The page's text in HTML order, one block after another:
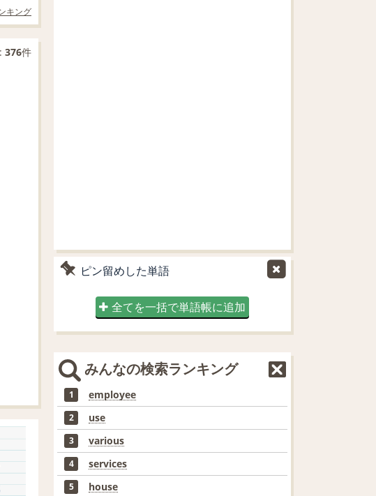
キング
376件
ピン留めした単語
全てを一括で単語帳に追加
みんなの検索ランキング
1 employee
2 use
3 various
4 services
5 house